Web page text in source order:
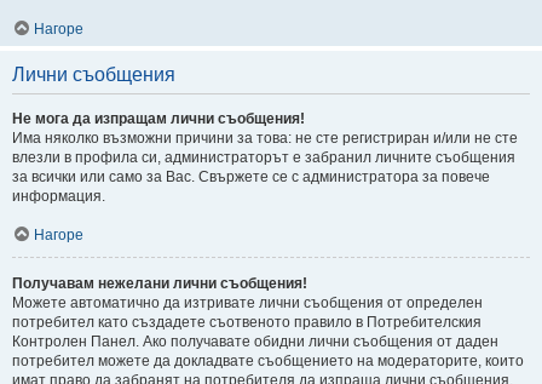
Нагоре
Лични съобщения
Не мога да изпращам лични съобщения!
Има няколко възможни причини за това: не сте регистриран и/или не сте
влезли в профила си, администраторът е забранил личните съобщения
за всички или само за Вас. Свържете се с администратора за повече
информация.
Нагоре
Получавам нежелани лични съобщения!
Можете автоматично да изтривате лични съобщения от определен
потребител като създадете съотвеното правило в Потребителския
Контролен Панел. Ако получавате обидни лични съобщения от даден
потребител можете да докладвате съобщението на модераторите, които
имат право да забранят на потребителя да изпраща лични съобщения.